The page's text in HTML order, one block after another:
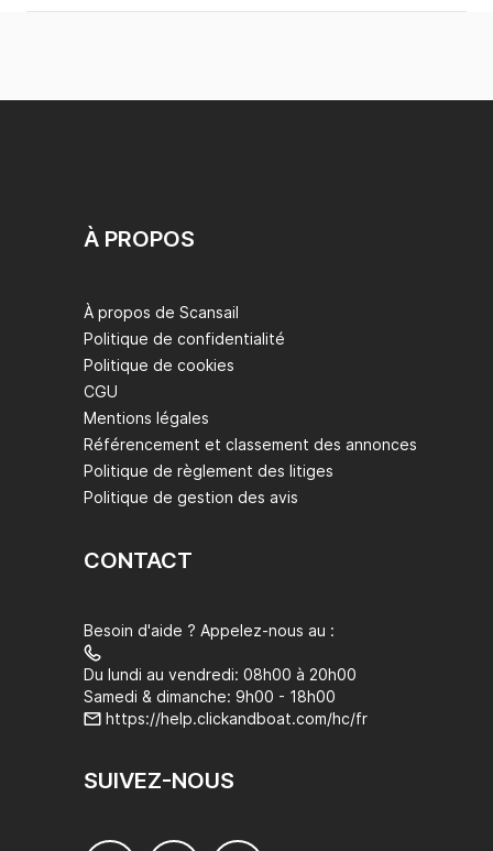
À PROPOS
À propos de Scansail
Politique de confidentialité
Politique de cookies
CGU
Mentions légales
Référencement et classement des annonces
Politique de règlement des litiges
Politique de gestion des avis
CONTACT
Besoin d'aide ? Appelez-nous au :
Du lundi au vendredi: 08h00 à 20h00
Samedi & dimanche: 9h00 - 18h00
https://help.clickandboat.com/hc/fr
SUIVEZ-NOUS